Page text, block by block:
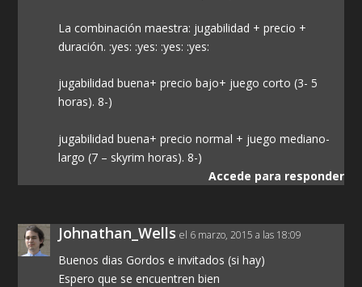
La combinación maestra: jugabilidad + precio +
duración. :yes: :yes: :yes: :yes:
jugabilidad buena+ precio bajo+ juego corto (3- 5
horas). 8-)
jugabilidad buena+ precio normal + juego mediano-
largo (7 – skyrim horas). 8-)
Accede para responder
Johnathan_Wells el 6 marzo, 2015 a las 18:09
Buenos dias Gordos e invitados (si hay)
Espero que se encuentren bien